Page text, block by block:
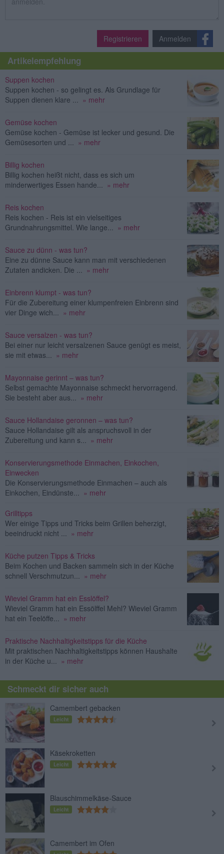
Registrieren Anmelden
Artikelempfehlung
Suppen kochen
Suppen kochen - so gelingt es. Als Grundlage für
Suppen dienen klare ... » mehr
Gemüse kochen
Gemüse kochen - Gemüse ist lecker und gesund. Die
Gemüsesorten und ... » mehr
Billig kochen
Billig kochen heißt nicht, dass es sich um
minderwertiges Essen hande... » mehr
Reis kochen
Reis kochen - Reis ist ein vielseitiges
Grundnahrungsmittel. Wie lange... » mehr
Sauce zu dünn - was tun?
Eine zu dünne Sauce kann man mit verschiedenen
Zutaten andicken. Die ... » mehr
Einbrenn klumpt - was tun?
Für die Zubereitung einer klumpenfreien Einbrenn sind
vier Dinge wich... » mehr
Sauce versalzen - was tun?
Bei einer nur leicht versalzenen Sauce genügt es meist,
sie mit etwas... » mehr
Mayonnaise gerinnt – was tun?
Selbst gemachte Mayonnaise schmeckt hervorragend.
Sie besteht aber aus... » mehr
Sauce Hollandaise geronnen – was tun?
Sauce Hollandaise gilt als anspruchsvoll in der
Zubereitung und kann s... » mehr
Konservierungsmethode Einmachen, Einkochen,
Einwecken
Die Konservierungsmethode Einmachen – auch als
Einkochen, Eindünste... » mehr
Grilltipps
Wer einige Tipps und Tricks beim Grillen beherzigt,
beeindruckt nicht ... » mehr
Küche putzen Tipps & Tricks
Beim Kochen und Backen sammeln sich in der Küche
schnell Verschmutzun... » mehr
Wieviel Gramm hat ein Esslöffel?
Wieviel Gramm hat ein Essölffel Mehl? Wieviel Gramm
hat ein Teelöffe... » mehr
Praktische Nachhaltigkeitstipps für die Küche
Mit praktischen Nachhaltigkeitstipps können Haushalte
in der Küche u... » mehr
Schmeckt dir sicher auch
Camembert gebacken
Leicht
Käsekroketten
Leicht
Blauschimmelkäse-Sauce
Leicht
Camembert im Ofen